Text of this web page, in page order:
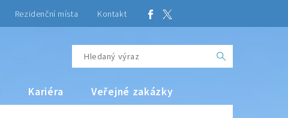
Rezidenční místa Kontakt
Kariéra Veřejné zakázky